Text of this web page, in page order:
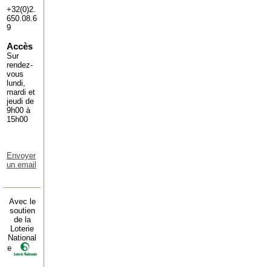
+32(0)2.
650.08.6
9
Accès
Sur
rendez-
vous
lundi,
mardi et
jeudi de
9h00 à
15h00
Envoyer
un email
Avec le
soutien
de la
Loterie
National
e